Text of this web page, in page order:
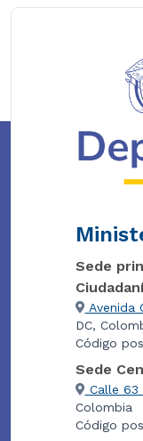
Sede
Avenida
DC,
Código
Sede
Calle
Colombia
Código